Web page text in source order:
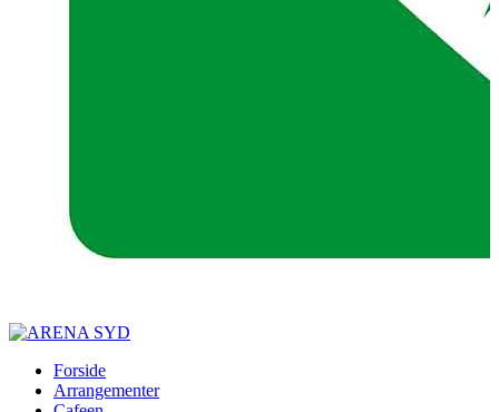
Forside
Arrangementer